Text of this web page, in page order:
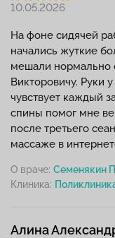
10.05.2026
На фоне сидячей
начались жуткие
мешали нормально
Викторовичу. Руки
чувствует каждый
спины помог мне
после третьего
массаже в
О враче: Семенякин
Клиника:
Алина